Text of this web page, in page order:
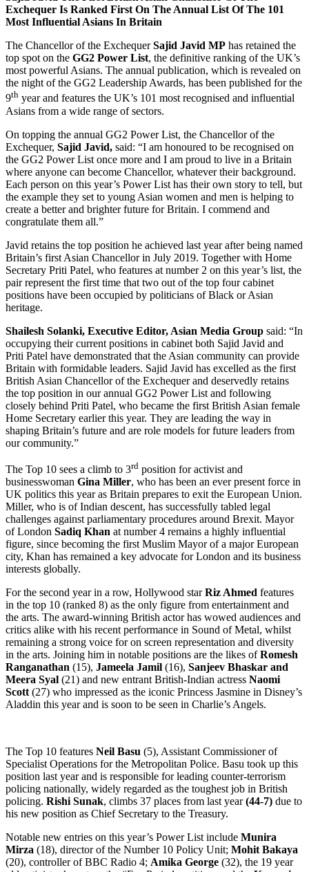
Exchequer Is Ranked First On The Annual List Of The 101
Most Influential Asians In Britain
The Chancellor of the ExchequerSajid Javid MP has retained the
top spot on the GG2 Power List, the definitive ranking of the UK’s
most powerful Asians. The annual publication, which is revealed on
the night of the GG2 Leadership Awards, has been published for the
9th year and features the UK’s 101 most recognised and influential
Asians from a wide range of sectors.
On topping the annual GG2 Power List, the Chancellor of the
Exchequer, Sajid Javid, said: “I am honoured to be recognised on
the GG2 Power List once more and I am proud to live in a Britain
where anyone can become Chancellor, whatever their background.
Each person on this year’s Power List has their own story to tell, but
the example they set to young Asian women and men is helping to
create a better and brighter future for Britain. I commend and
congratulate them all.”
Javid retains the top position he achieved last year after being named
Britain’s first Asian Chancellor in July 2019. Together with Home
Secretary Priti Patel, who features at number 2 on this year’s list, the
pair represent the first time that two out of the top four cabinet
positions have been occupied by politicians of Black or Asian
heritage.
Shailesh Solanki, Executive Editor, Asian Media Group said: “In
occupying their current positions in cabinet both Sajid Javid and
Priti Patel have demonstrated that the Asian community can provide
Britain with formidable leaders. Sajid Javid has excelled as the first
British Asian Chancellor of the Exchequer and deservedly retains
the top position in our annual GG2 Power List and following
closely behind Priti Patel, who became the first British Asian female
Home Secretary earlier this year. They are leading the way in
shaping Britain’s future and are role models for future leaders from
our community.”
The Top 10 sees a climb to 3rd position for activist and
businesswoman Gina Miller, who has been an ever present force in
UK politics this year as Britain prepares to exit the European Union.
Miller, who is of Indian descent, has successfully tabled legal
challenges against parliamentary procedures around Brexit. Mayor
of London Sadiq Khan at number 4 remains a highly influential
figure, since becoming the first Muslim Mayor of a major European
city, Khan has remained a key advocate for London and its business
interests globally.
For the second year in a row, Hollywood starRiz Ahmed features
in the top 10 (ranked 8) as the only figure from entertainment and
the arts. The award-winning British actor has wowed audiences and
critics alike with his recent performance in Sound of Metal, whilst
remaining a strong voice for on screen representation and diversity
in the arts. Joining him in notable positions are the likes ofRomesh
Ranganathan (15), Jameela Jamil (16), Sanjeev Bhaskar and
Meera Syal (21) and new entrant British-Indian actress Naomi
Scott (27) who impressed as the iconic Princess Jasmine in Disney’s
Aladdin this year and is soon to be seen in Charlie’s Angels.
The Top 10 features Neil Basu (5), Assistant Commissioner of
Specialist Operations for the Metropolitan Police. Basu took up this
position last year and is responsible for leading counter-terrorism
policing nationally, widely regarded as the toughest job in British
policing. Rishi Sunak, climbs 37 places from last year(44-7) due to
his new position as Chief Secretary to the Treasury.
Notable new entries on this year’s Power List include Munira
Mirza (18), director of the Number 10 Policy Unit; Mohit Bakaya
(20), controller of BBC Radio 4; Amika George (32), the 19 year